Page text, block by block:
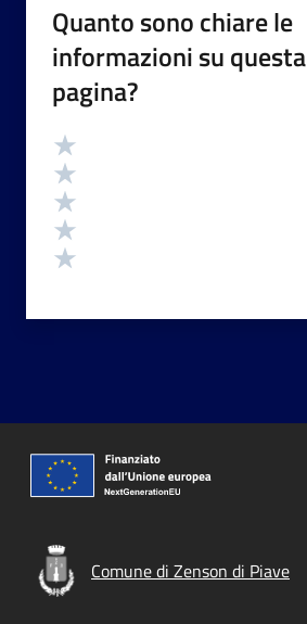
Quanto sono chiare le
informazioni su questa
pagina?
Valutazione
Comune di Zenson di Piave